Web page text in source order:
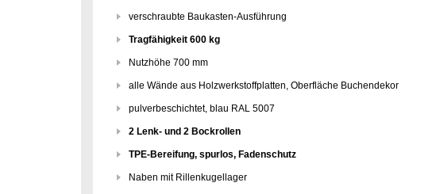
verschraubte Baukasten-Ausführung
Tragfähigkeit 600 kg
Nutzhöhe 700 mm
alle Wände aus Holzwerkstoffplatten, Oberfläche Buchendekor
pulverbeschichtet, blau RAL 5007
2 Lenk- und 2 Bockrollen
TPE-Bereifung, spurlos, Fadenschutz
Naben mit Rillenkugellager